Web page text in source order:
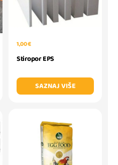
1,00 €
Stiropor EPS
SAZNAJ VIŠE